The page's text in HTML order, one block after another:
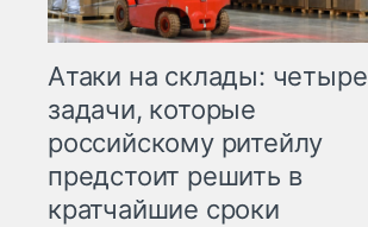
Атаки на склады: четыре
задачи, которые
российскому ритейлу
предстоит решить в
кратчайшие сроки